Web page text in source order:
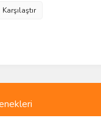
Karşılaştır